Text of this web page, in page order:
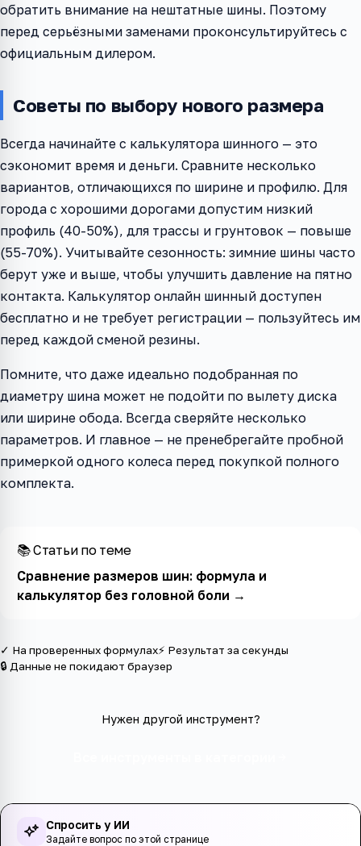
обратить внимание на нештатные шины. Поэтому
перед серьёзными заменами проконсультируйтесь с
официальным дилером.
Советы по выбору нового размера
Всегда начинайте с калькулятора шинного — это
сэкономит время и деньги. Сравните несколько
вариантов, отличающихся по ширине и профилю. Для
города с хорошими дорогами допустим низкий
профиль (40-50%), для трассы и грунтовок — повыше
(55-70%). Учитывайте сезонность: зимние шины часто
берут уже и выше, чтобы улучшить давление на пятно
контакта. Калькулятор онлайн шинный доступен
бесплатно и не требует регистрации — пользуйтесь им
перед каждой сменой резины.
Помните, что даже идеально подобранная по
диаметру шина может не подойти по вылету диска
или ширине обода. Всегда сверяйте несколько
параметров. И главное — не пренебрегайте пробной
примеркой одного колеса перед покупкой полного
комплекта.
📚 Статьи по теме
Сравнение размеров шин: формула и
калькулятор без головной боли →
✓ На проверенных формулах⚡ Результат за секунды
🔒 Данные не покидают браузер
Нужен другой инструмент?
Спросить у ИИ
Задайте вопрос по этой странице